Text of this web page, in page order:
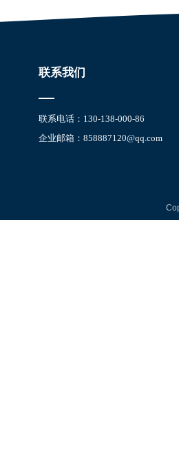
联系我们
联系电话：130-138-000-86
企业邮箱：858887120@qq.com